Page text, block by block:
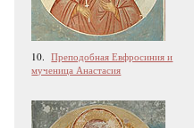
10.Преподобная Евфросиния и
мученица Анастасия